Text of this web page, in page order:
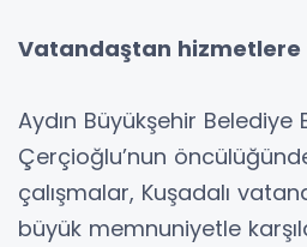
Vatandaştan
Aydın Büyükşehir Belediye
Çerçioğlu’nun
çalışmalar, Kuşadalı
büyük memnuniyetle